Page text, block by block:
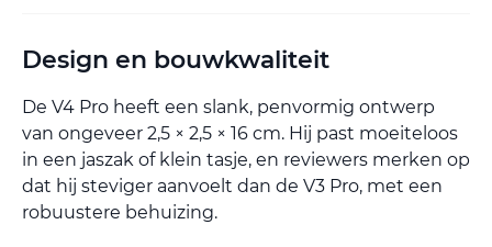
Design en bouwkwaliteit
De V4 Pro heeft een slank, penvormig ontwerp
van ongeveer 2,5 × 2,5 × 16 cm. Hij past moeiteloos
in een jaszak of klein tasje, en reviewers merken op
dat hij steviger aanvoelt dan de V3 Pro, met een
robuustere behuizing.